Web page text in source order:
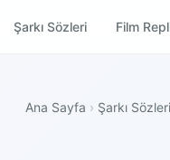
Şarkı Sözleri Film
Ana Sayfa › Şarkı Sözleri